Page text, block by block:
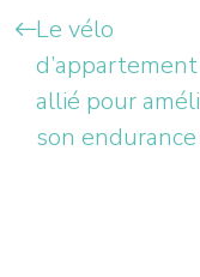
Le vélo
allié pour
son endurance